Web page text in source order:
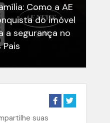
Como a AE
do imóvel
a segurança no
suas